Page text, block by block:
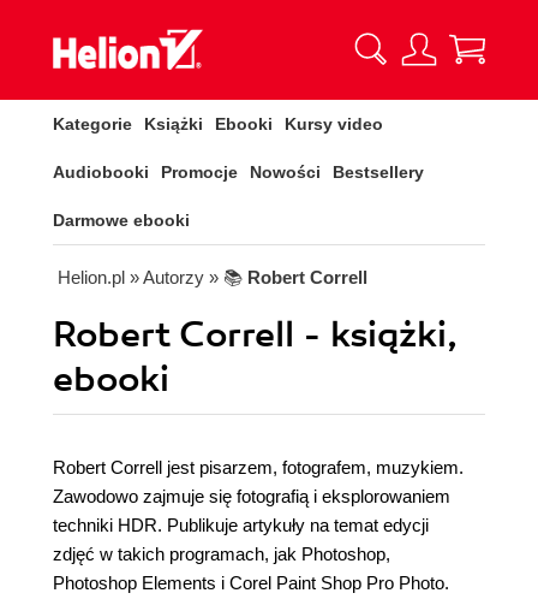
Kategorie Książki Ebooki Kursy video
Audiobooki Promocje Nowości Bestsellery
Darmowe ebooki
Helion.pl » Autorzy » 📚 Robert Correll
Robert Correll - książki,
ebooki
Robert Correll jest pisarzem, fotografem, muzykiem.
Zawodowo zajmuje się fotografią i eksplorowaniem
techniki HDR. Publikuje artykuły na temat edycji
zdjęć w takich programach, jak Photoshop,
Photoshop Elements i Corel Paint Shop Pro Photo.